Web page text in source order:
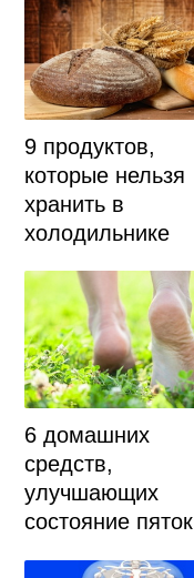
9 продуктов,
которые нельзя
хранить в
холодильнике
6 домашних
средств,
улучшающих
состояние пяток